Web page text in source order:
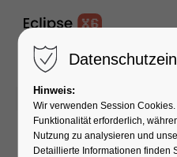
Hinweis:
Wir verwenden Session
Funktionalität erforderlich,
Nutzung zu analysieren und
Detaillierte Informationen finden